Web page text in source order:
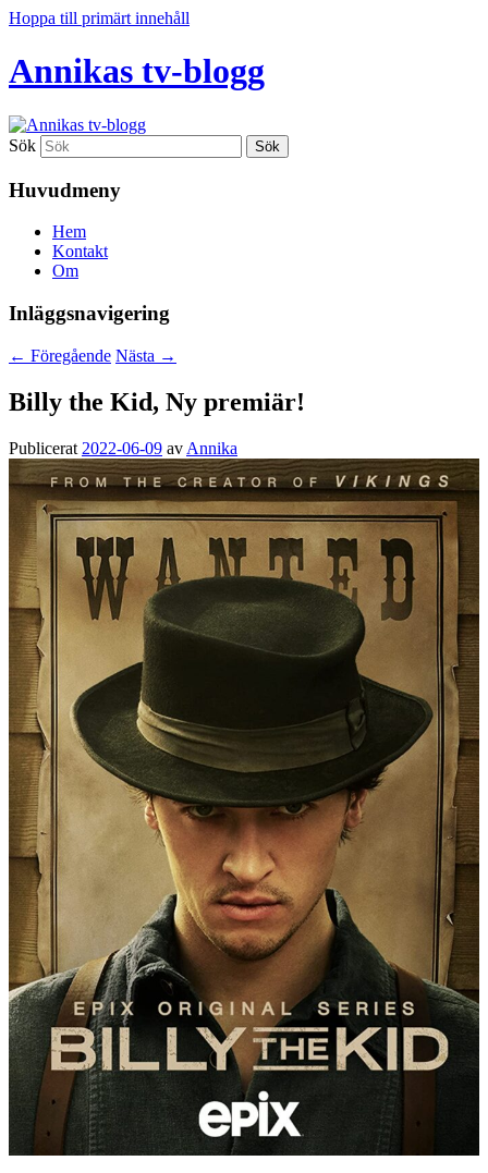
Hoppa till primärt innehåll
Annikas tv-blogg
Sök
Huvudmeny
Hem
Kontakt
Om
Inläggsnavigering
← Föregående Nästa →
Billy the Kid, Ny premiär!
Publicerat 2022-06-09 av Annika